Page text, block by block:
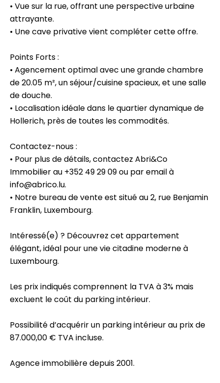
• Vue sur la rue, offrant une perspective urbaine
attrayante.
• Une cave privative vient compléter cette offre.
Points Forts :
• Agencement optimal avec une grande chambre
de 20.05 m², un séjour/cuisine spacieux, et une salle
de douche.
• Localisation idéale dans le quartier dynamique de
Hollerich, près de toutes les commodités.
Contactez-nous :
• Pour plus de détails, contactez Abri&Co
Immobilier au +352 49 29 09 ou par email à
info@abrico.lu.
• Notre bureau de vente est situé au 2, rue Benjamin
Franklin, Luxembourg.
Intéressé(e) ? Découvrez cet appartement
élégant, idéal pour une vie citadine moderne à
Luxembourg.
Les prix indiqués comprennent la TVA à 3% mais
excluent le coût du parking intérieur.
Possibilité d’acquérir un parking intérieur au prix de
87.000,00 € TVA incluse.
Agence immobilière depuis 2001.